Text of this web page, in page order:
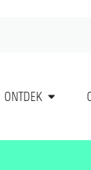
ONTDEK